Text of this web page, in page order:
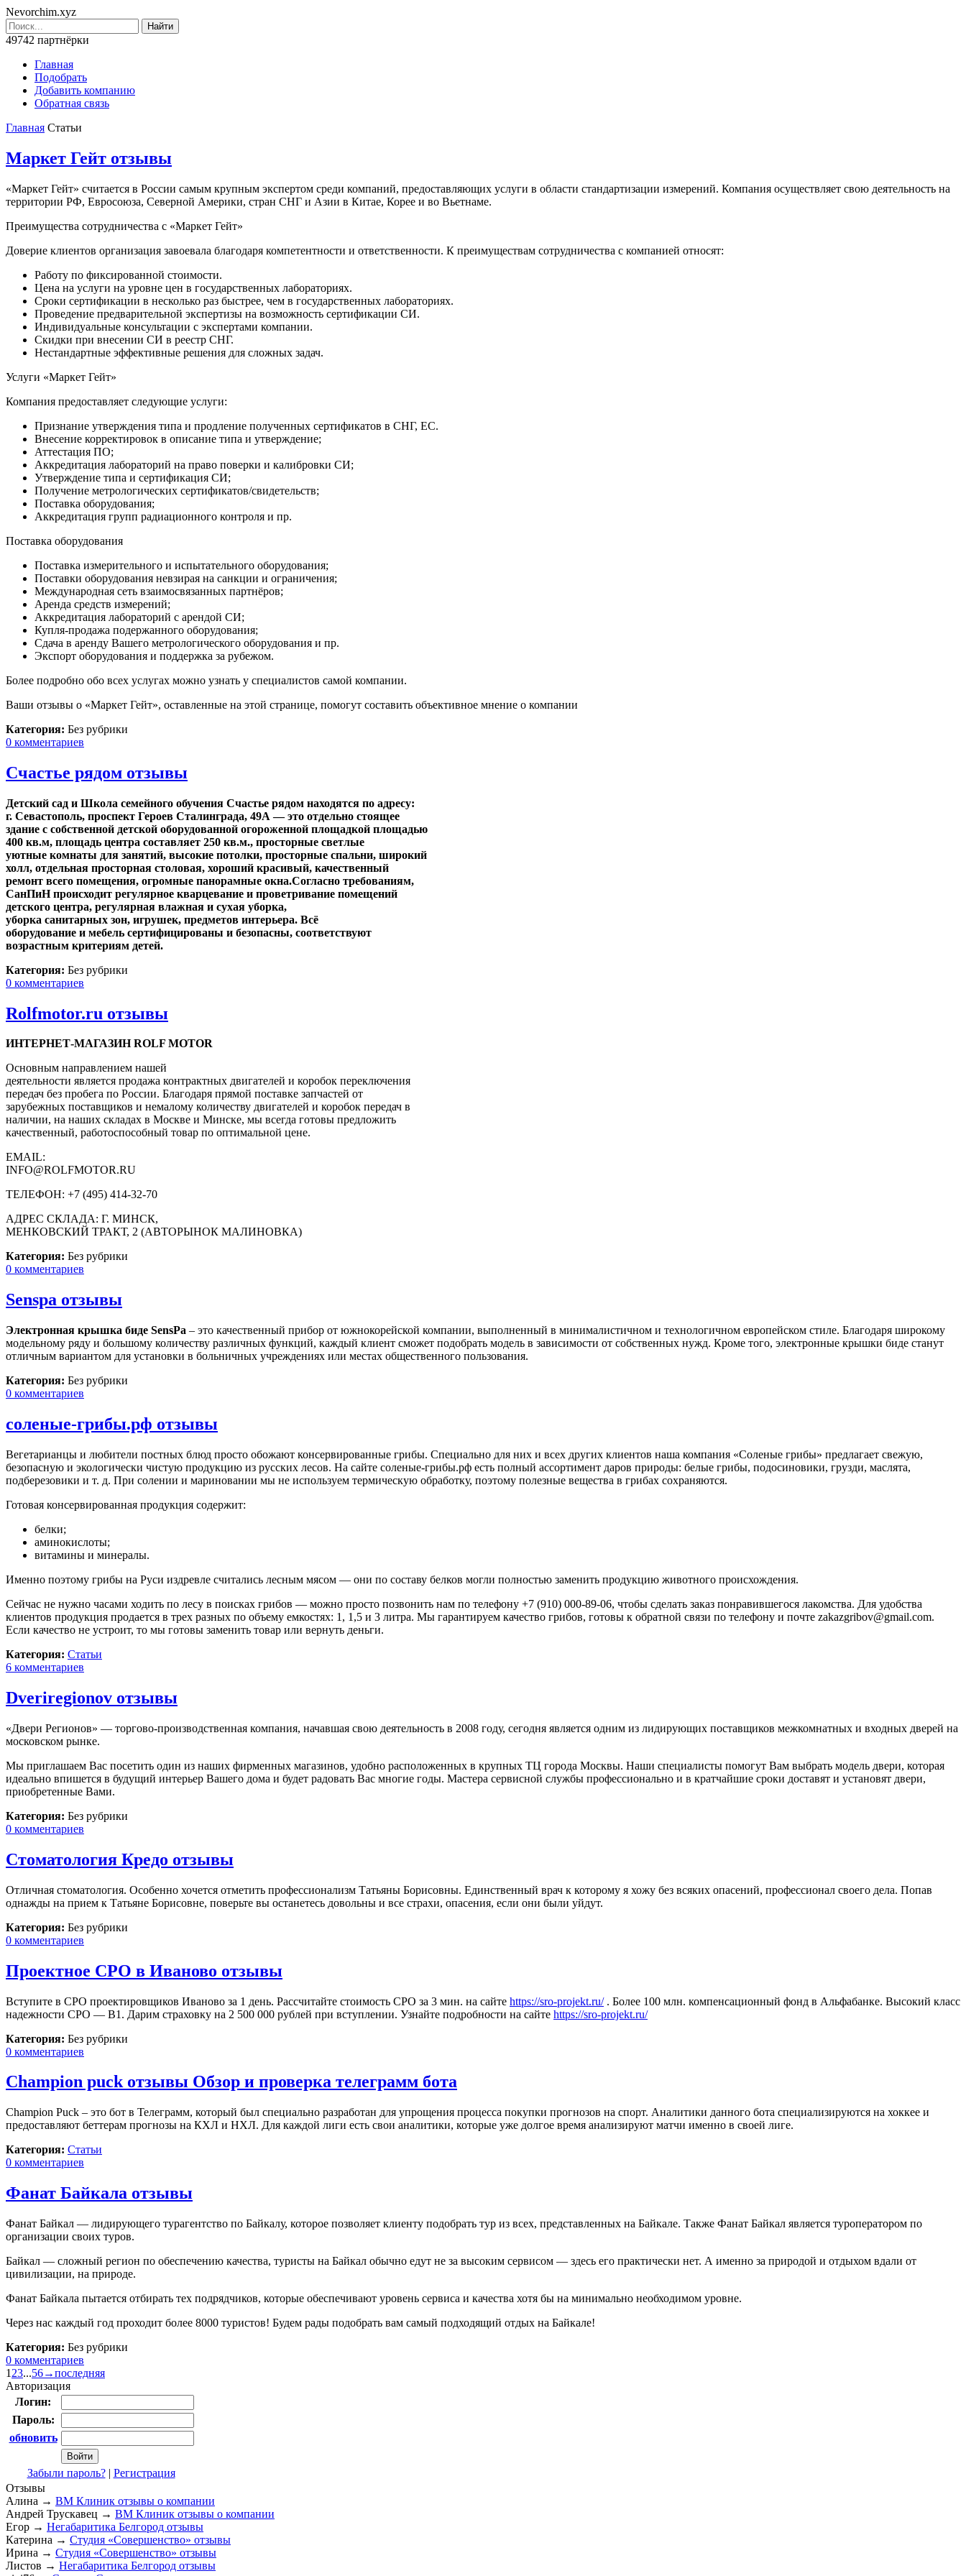
Nevorchim.xyz
49742 партнёрки
Главная
Подобрать
Добавить компанию
Обратная связь
Главная Статьи
Маркет Гейт отзывы
«Маркет Гейт» считается в России самым крупным экспертом среди компаний, предоставляющих услуги в области стандартизации измерений. Компания осуществляет свою деятельность на
территории РФ, Евросоюза, Северной Америки, стран СНГ и Азии в Китае, Корее и во Вьетнаме.
Преимущества сотрудничества с «Маркет Гейт»
Доверие клиентов организация завоевала благодаря компетентности и ответственности. К преимуществам сотрудничества с компанией относят:
Работу по фиксированной стоимости.
Цена на услуги на уровне цен в государственных лабораториях.
Сроки сертификации в несколько раз быстрее, чем в государственных лабораториях.
Проведение предварительной экспертизы на возможность сертификации СИ.
Индивидуальные консультации с экспертами компании.
Скидки при внесении СИ в реестр СНГ.
Нестандартные эффективные решения для сложных задач.
Услуги «Маркет Гейт»
Компания предоставляет следующие услуги:
Признание утверждения типа и продление полученных сертификатов в СНГ, ЕС.
Внесение корректировок в описание типа и утверждение;
Аттестация ПО;
Аккредитация лабораторий на право поверки и калибровки СИ;
Утверждение типа и сертификация СИ;
Получение метрологических сертификатов/свидетельств;
Поставка оборудования;
Аккредитация групп радиационного контроля и пр.
Поставка оборудования
Поставка измерительного и испытательного оборудования;
Поставки оборудования невзирая на санкции и ограничения;
Международная сеть взаимосвязанных партнёров;
Аренда средств измерений;
Аккредитация лабораторий с арендой СИ;
Купля-продажа подержанного оборудования;
Сдача в аренду Вашего метрологического оборудования и пр.
Экспорт оборудования и поддержка за рубежом.
Более подробно обо всех услугах можно узнать у специалистов самой компании.
Ваши отзывы о «Маркет Гейт», оставленные на этой странице, помогут составить объективное мнение о компании
Категория: Без рубрики
0 комментариев
Счастье рядом отзывы
Детский сад и Школа семейного обучения Счастье рядом находятся по адресу:
г. Севастополь, проспект Героев Сталинграда, 49А — это отдельно стоящее
здание с собственной детской оборудованной огороженной площадкой площадью
400 кв.м, площадь центра составляет 250 кв.м., просторные светлые
уютные комнаты для занятий, высокие потолки, просторные спальни, широкий
холл, отдельная просторная столовая, хороший красивый, качественный
ремонт всего помещения, огромные панорамные окна.Согласно требованиям,
СанПиН происходит регулярное кварцевание и проветривание помещений
детского центра, регулярная влажная и сухая уборка,
уборка санитарных зон, игрушек, предметов интерьера. Всё
оборудование и мебель сертифицированы и безопасны, соответствуют
возрастным критериям детей.
Категория: Без рубрики
0 комментариев
Rolfmotor.ru отзывы
ИНТЕРНЕТ-МАГАЗИН ROLF MOTOR
Основным направлением нашей
деятельности является продажа контрактных двигателей и коробок переключения
передач без пробега по России. Благодаря прямой поставке запчастей от
зарубежных поставщиков и немалому количеству двигателей и коробок передач в
наличии, на наших складах в Москве и Минске, мы всегда готовы предложить
качественный, работоспособный товар по оптимальной цене.
EMAIL:
INFO@ROLFMOTOR.RU
ТЕЛЕФОН: +7 (495) 414-32-70
АДРЕС СКЛАДА: Г. МИНСК,
МЕНКОВСКИЙ ТРАКТ, 2 (АВТОРЫНОК МАЛИНОВКА)
Категория: Без рубрики
0 комментариев
Senspa отзывы
Электронная крышка биде SensPa – это качественный прибор от южнокорейской компании, выполненный в минималистичном и технологичном европейском стиле. Благодаря широкому
модельному ряду и большому количеству различных функций, каждый клиент сможет подобрать модель в зависимости от собственных нужд. Кроме того, электронные крышки биде станут
отличным вариантом для установки в больничных учреждениях или местах общественного пользования.
Категория: Без рубрики
0 комментариев
соленые-грибы.рф отзывы
Вегетарианцы и любители постных блюд просто обожают консервированные грибы. Специально для них и всех других клиентов наша компания «Соленые грибы» предлагает свежую,
безопасную и экологически чистую продукцию из русских лесов. На сайте соленые-грибы.рф есть полный ассортимент даров природы: белые грибы, подосиновики, грузди, маслята,
подберезовики и т. д. При солении и мариновании мы не используем термическую обработку, поэтому полезные вещества в грибах сохраняются.
Готовая консервированная продукция содержит:
белки;
аминокислоты;
витамины и минералы.
Именно поэтому грибы на Руси издревле считались лесным мясом — они по составу белков могли полностью заменить продукцию животного происхождения.
Сейчас не нужно часами ходить по лесу в поисках грибов — можно просто позвонить нам по телефону +7 (910) 000-89-06, чтобы сделать заказ понравившегося лакомства. Для удобства
клиентов продукция продается в трех разных по объему емкостях: 1, 1,5 и 3 литра. Мы гарантируем качество грибов, готовы к обратной связи по телефону и почте zakazgribov@gmail.com.
Если качество не устроит, то мы готовы заменить товар или вернуть деньги.
Категория: Статьи
6 комментариев
Dveriregionov отзывы
«Двери Регионов» — торгово-производственная компания, начавшая свою деятельность в 2008 году, сегодня является одним из лидирующих поставщиков межкомнатных и входных дверей на
московском рынке.
Мы приглашаем Вас посетить один из наших фирменных магазинов, удобно расположенных в крупных ТЦ города Москвы. Наши специалисты помогут Вам выбрать модель двери, которая
идеально впишется в будущий интерьер Вашего дома и будет радовать Вас многие годы. Мастера сервисной службы профессионально и в кратчайшие сроки доставят и установят двери,
приобретенные Вами.
Категория: Без рубрики
0 комментариев
Стоматология Кредо отзывы
Отличная стоматология. Особенно хочется отметить профессионализм Татьяны Борисовны. Единственный врач к которому я хожу без всяких опасений, профессионал своего дела. Попав
однажды на прием к Татьяне Борисовне, поверьте вы останетесь довольны и все страхи, опасения, если они были уйдут.
Категория: Без рубрики
0 комментариев
Проектное СРО в Иваново отзывы
Вступите в СРО проектировщиков Иваново за 1 день. Рассчитайте стоимость СРО за 3 мин. на сайте https://sro-projekt.ru/. Более 100 млн. компенсационный фонд в Альфабанке. Высокий класс
надежности СРО — B1. Дарим страховку на 2 500 000 рублей при вступлении. Узнайте подробности на сайте https://sro-projekt.ru/
Категория: Без рубрики
0 комментариев
Champion puck отзывы Обзор и проверка телеграмм бота
Champion Puck – это бот в Телеграмм, который был специально разработан для упрощения процесса покупки прогнозов на спорт. Аналитики данного бота специализируются на хоккее и
предоставляют беттерам прогнозы на КХЛ и НХЛ. Для каждой лиги есть свои аналитики, которые уже долгое время анализируют матчи именно в своей лиге.
Категория: Статьи
0 комментариев
Фанат Байкала отзывы
Фанат Байкал — лидирующего турагентство по Байкалу, которое позволяет клиенту подобрать тур из всех, представленных на Байкале. Также Фанат Байкал является туроператором по
организации своих туров.
Байкал — сложный регион по обеспечению качества, туристы на Байкал обычно едут не за высоким сервисом — здесь его практически нет. А именно за природой и отдыхом вдали от
цивилизации, на природе.
Фанат Байкала пытается отбирать тех подрядчиков, которые обеспечивают уровень сервиса и качества хотя бы на минимально необходимом уровне.
Через нас каждый год проходит более 8000 туристов! Будем рады подобрать вам самый подходящий отдых на Байкале!
Категория: Без рубрики
0 комментариев
1 23...56→последняя
Авторизация
Логин:
Пароль:
обновить
Забыли пароль?| Регистрация
Отзывы
Алина → ВМ Клиник отзывы о компании
Андрей Трускавец → ВМ Клиник отзывы о компании
Егор → Негабаритика Белгород отзывы
Катерина → Студия «Совершенство» отзывы
Ирина → Студия «Совершенство» отзывы
Листов → Негабаритика Белгород отзывы